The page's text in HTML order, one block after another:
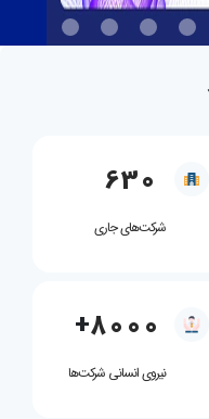
630
شرکت‌های جاری
8000
+
نیروی انسانی شرکت‌ها